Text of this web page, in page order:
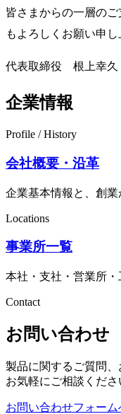
皆さまからの一層の
もよろしくお願い申し
代表取締役 根上幸久
企業情報
Profile / History
会社概要・沿革
企業基本情報と、創業
Locations
事業所一覧
本社・支社・営業所・
Contact
お問い合わせ
製品に関するご質問、
お気軽にご相談くださ
お問い合わせフォーム